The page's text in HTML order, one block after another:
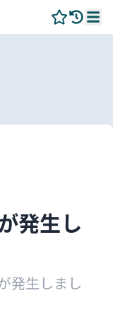
発生し
発生しまし